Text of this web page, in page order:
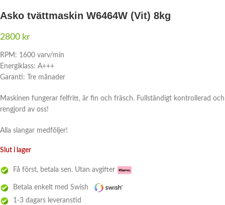
Asko tvättmaskin W6464W (Vit) 8kg
2800 kr
RPM: 1600 varv/min
Energiklass: A+++
Garanti:
Tre månader
Maskinen fungerar felfritt, är fin och fräsch. Fullständigt kontrollerad och
rengjord av oss!
Alla slangar medföljer!
Slut i lager
Få först, betala sen. Utan avgifter
Betala enkelt med Swish
1-3 dagars leveranstid